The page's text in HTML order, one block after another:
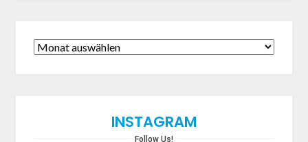
INSTAGRAM
Follow Us!